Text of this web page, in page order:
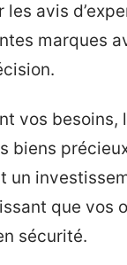
les avis
marques
vos besoins,
biens
un
que vos
sécurité.